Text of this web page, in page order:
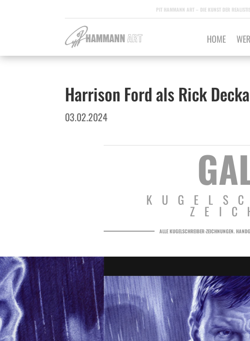
PIT HAMMANN ART – DIE KUNST DER
HOME
Harrison Ford als Rick
03.02.2024
ALLE KUGELSCHREIBER-ZEICHNUNGEN.